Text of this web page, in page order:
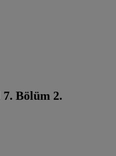
7. Bölüm 2.